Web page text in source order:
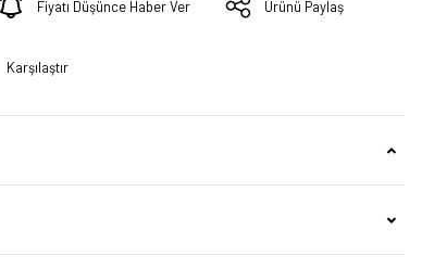
Fiyatı Düşünce Haber Ver Ürünü Paylaş
Karşılaştır